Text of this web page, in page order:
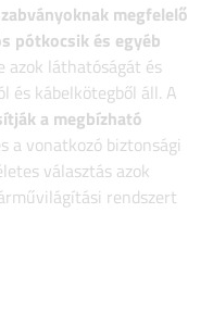
megfelelő
pótkocsik és egyéb
azok láthatóságát és
és kábelkötegből áll. A
a megbízható
a vonatkozó biztonsági
választás azok
rendszert